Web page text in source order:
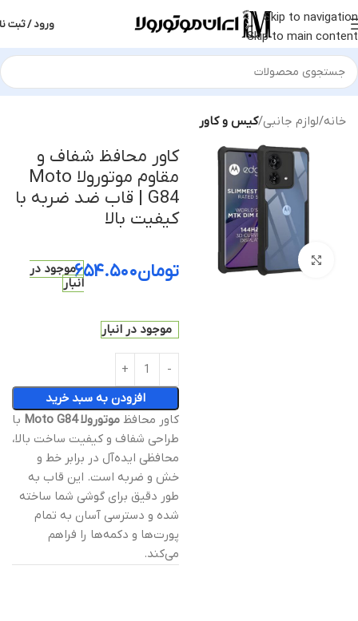
Skip to navigation
Skip to main content
ورود / ثبت
خانه لوازم جانبی کیس و کاور
بزرگنمایی تصویر
کاور محافظ شفاف و
مقاوم موتورولا Moto
G84 | قاب ضد ضربه با
کیفیت بالا
تومان۶۵۴.۵۰۰موجود در
انبار
موجود در انبار
افزودن به سبد خرید
کاور محافظ موتورولا Moto G84
با
طراحی شفاف و کیفیت ساخت بالا،
محافظی ایده‌آل در برابر خط و
خش و ضربه است. این قاب به
طور دقیق برای گوشی شما ساخته
شده و دسترسی آسان به تمام
پورت‌ها و دکمه‌ها را فراهم
می‌کند.